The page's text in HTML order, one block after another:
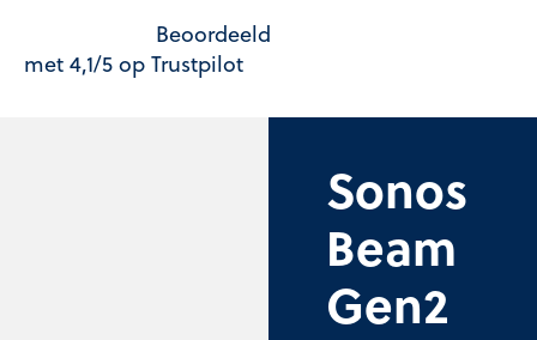
Beoordeeld
met 4,1/5 op Trustpilot
Sonos
Beam
Gen2